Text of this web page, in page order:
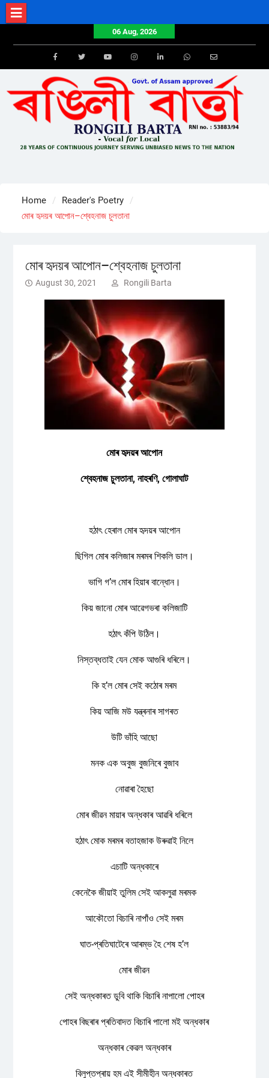
Skip
to
06 Aug, 2026
FacebookTwitterYoutube Email
Home
Reader's Poetry
মোৰ হৃদয়ৰ আপোন–শ্বেহনাজ চুলতানা
মোৰ হৃদয়ৰ আপোন–শ্বেহনাজ চুলতানা
August 30, 2021 Rongili Barta
মোৰ হৃদয়ৰ আপোন
শ্বেহনাজ চুলতানা, নাহৰণি, গোলাঘাট
হঠাৎ হেৰাল মোৰ হৃদয়ৰ আপোন
ছিগিল মোৰ কলিজাৰ মৰমৰ শিকলি ডাল।
ভাগি গʼল মোৰ হিয়াৰ বান্ধোন।
কিয় জানো মোৰ আৱেগভৰা কলিজাটি
হঠাৎ কঁপি উঠিল।
নিস্তব্ধতাই যেন মোক আগুৰি ধৰিলে।
কি হʼল মোৰ সেই কঠোৰ মৰম
কিয় আজি মউ যন্ত্ৰনাৰ সাগৰত
উটি ভাঁহি আছো
মনক এক অবুজ বুজনিৰে বুজাব
নোৱাৰা হৈছো
মোৰ জীৱন মায়াৰ অন্ধকাৰ আৱৰি ধৰিলে
হঠাৎ মোক মৰমৰ বতাহজাক উৰুৱাই নিলে
এচাটি অন্ধকাৰে
কেনেকৈ জীয়াই তুলিম সেই আকলুৱা মৰমক
আকৌতো বিচাৰি নাপাঁও সেই মৰম
ঘাত-প্ৰতিঘাটেৰে আৰম্ভ হৈ শেষ হʼল
মোৰ জীৱন
সেই অন্ধকাৰত ডুবি থাকি বিচাৰি নাপালো পোহৰ
পোহৰ বিছৰাৰ প্ৰতিবাদত বিচাৰি পালো মই অন্ধকাৰ
অন্ধকাৰ কেৱল অন্ধকাৰ
বিলুপ্তপ্ৰায় হম এই সীমীহীন অন্ধকাৰত